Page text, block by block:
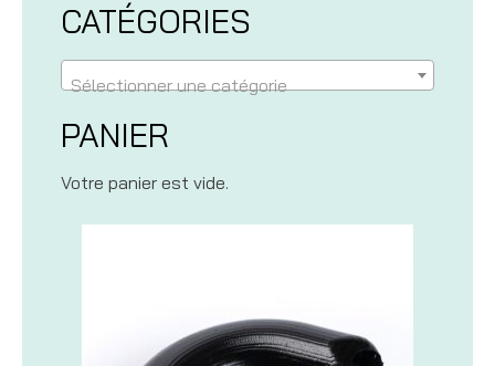
CATÉGORIES
Sélectionner une catégorie
PANIER
Votre panier est vide.